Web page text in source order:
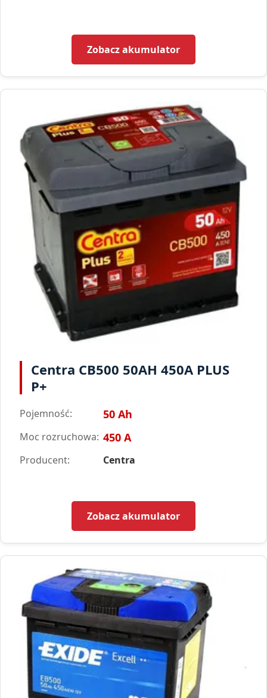
Zobacz akumulator
Centra CB500 50AH 450A PLUS
P+
Pojemność: 50 Ah
Moc rozruchowa: 450 A
Producent: Centra
Zobacz akumulator